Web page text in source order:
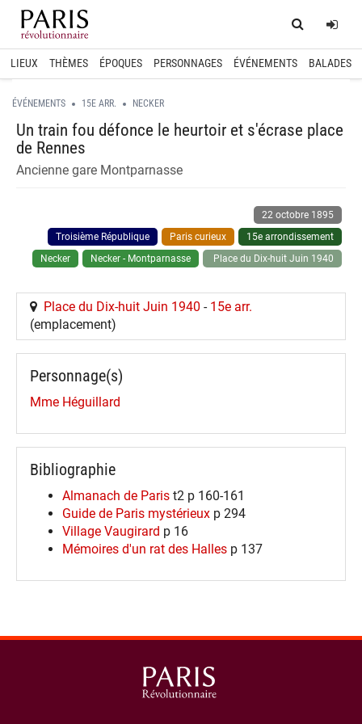
Home
LIEUX THÈMES ÉPOQUES PERSONNAGES ÉVÉNEMENTS BALADES
ÉVÉNEMENTS 15E ARR. NECKER
Un train fou défonce le heurtoir et s'écrase place
de Rennes
Ancienne gare Montparnasse
22 octobre 1895
Troisième République
Paris curieux
15e arrondissement
Necker
Necker - Montparnasse Place du Dix-huit Juin 1940
Place du Dix-huit Juin 1940 - 15e arr.
(emplacement)
Personnage(s)
Mme Héguillard
Bibliographie
Almanach de Paris t2 p 160-161
Guide de Paris mystérieux p 294
Village Vaugirard p 16
Mémoires d'un rat des Halles p 137